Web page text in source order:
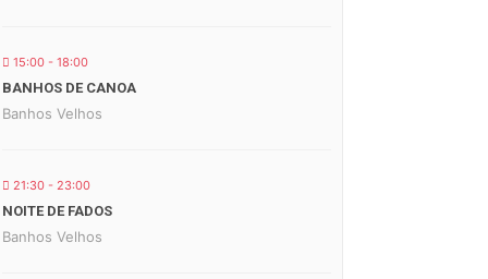
15:00 - 18:00
BANHOS DE CANOA
Banhos Velhos
21:30 - 23:00
NOITE DE FADOS
Banhos Velhos